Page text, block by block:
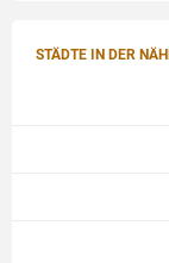
STÄDTE IN DER